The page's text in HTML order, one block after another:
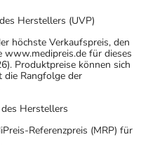
bei Kindern und
6 Wochen erfolgen.
anderem zu
und
Sie sich bei dem
Herstellers (UVP)
höchste Verkaufspreis, den
www.medipreis.de für dieses
Produktpreise können sich
die Rangfolge der
Herstellers
Referenzpreis (MRP) für